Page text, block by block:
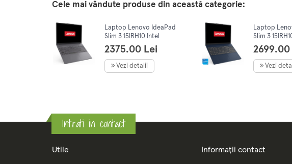
Cele mai vândute produse din această categorie:
Laptop Lenovo IdeaPad
Slim 3 15IRH10 Intel
Core™ i5-13420H, 15.3"
WUXGA, IPS, 16GB DDR5,
512GB SSD, No OS,Grey
2375.00 Lei
Vezi detalii
Laptop
Slim 3
Core™ i5-
WUXGA, IPS,
512Gb SSD,
2699.00
Vezi
Intrati in contact
Utile Informații contact